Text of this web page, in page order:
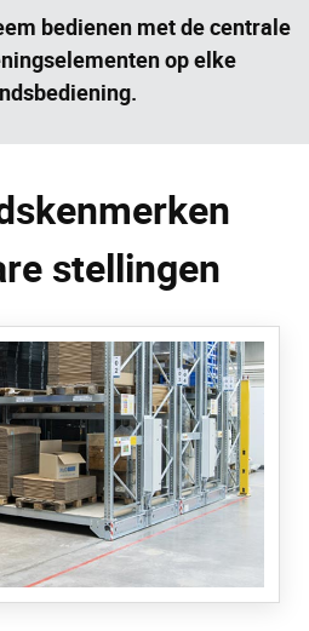
bedienen met de centrale
op elke
stellingen